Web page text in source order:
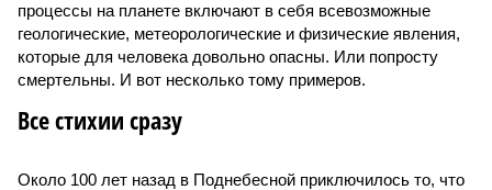
процессы на планете включают в себя всевозможные
геологические, метеорологические и физические явления,
которые для человека довольно опасны. Или попросту
смертельны. И вот несколько тому примеров.
Все стихии сразу
Около 100 лет назад в Поднебесной приключилось то, что